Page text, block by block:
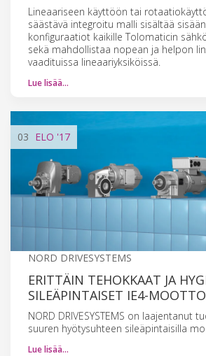
Lineaariseen käyttöön tai
säästävä integroitu malli sisältää
konfiguraatiot kaikille Tolomaticin
sekä mahdollistaa nopean ja helpon
vaadituissa lineaariyksiköissä.
Lue lisää…
03 ELO '17
NORD DRIVESYSTEMS
ERITTÄIN TEHOKKAAT JA
SILEÄPINTAISET IE4-
NORD DRIVESYSTEMS on laajentanut
suuren hyötysuhteen sileäpintaisilla
Lue lisää…